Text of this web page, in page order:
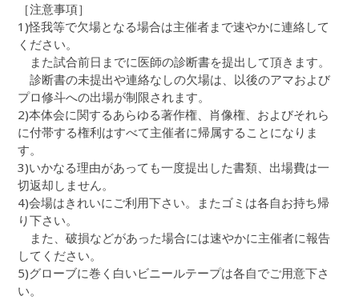
［注意事項］
1)怪我等で欠場となる場合は主催者まで速やかに連絡して
ください。
また試合前日までに医師の診断書を提出して頂きます。
診断書の未提出や連絡なしの欠場は、以後のアマおよび
プロ修斗への出場が制限されます。
2)本体会に関するあらゆる著作権、肖像権、およびそれら
に付帯する権利はすべて主催者に帰属することになりま
す。
3)いかなる理由があっても一度提出した書類、出場費は一
切返却しません。
4)会場はきれいにご利用下さい。またゴミは各自お持ち帰
り下さい。
また、破損などがあった場合には速やかに主催者に報告
してください。
5)グローブに巻く白いビニールテープは各自でご用意下さ
い。